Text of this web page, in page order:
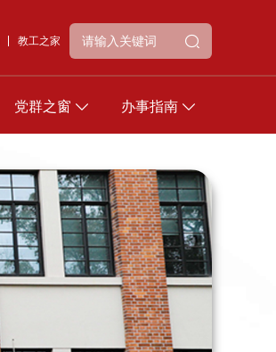
教工之家
党群之窗 办事指南